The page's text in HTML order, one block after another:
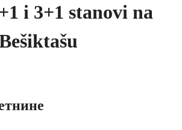
i 3+1 stanovi na